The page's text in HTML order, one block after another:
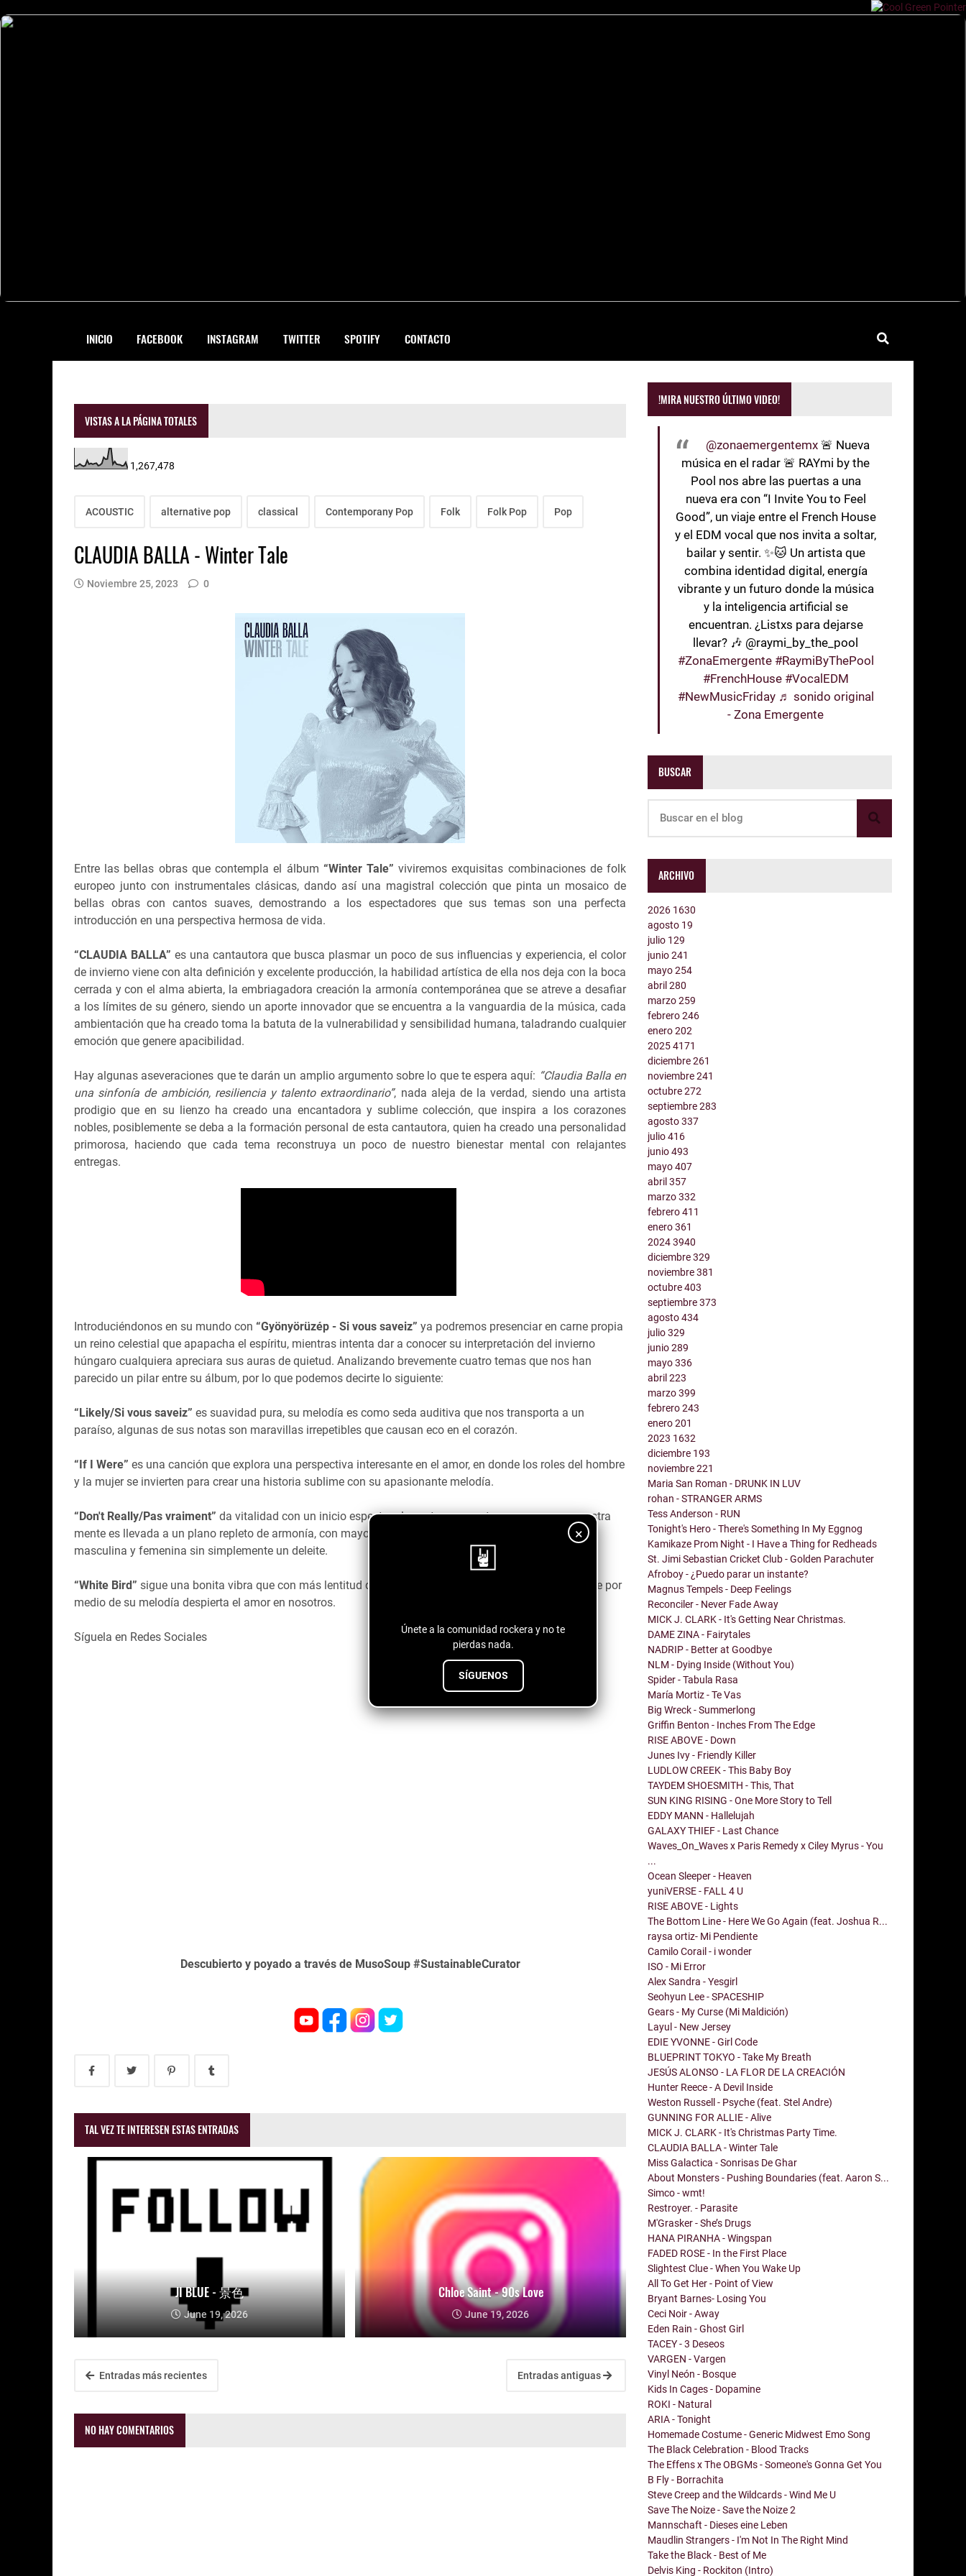
INICIO FACEBOOK INSTAGRAM TWITTER SPOTIFY CONTACTO
×
Únete a la comunidad rockera y no te
pierdas nada.
SÍGUENOS
VISTAS A LA PÁGINA TOTALES
1,267,478
ACOUSTIC alternative pop classical Contemporany Pop Folk Folk Pop Pop
CLAUDIA BALLA - Winter Tale
Noviembre 25, 2023 0
Entre las bellas obras que contempla el álbum “Winter Tale” viviremos exquisitas combinaciones de folk
europeo junto con instrumentales clásicas, dando así una magistral colección que pinta un mosaico de
bellas obras con cantos suaves, demostrando a los espectadores que sus temas son una perfecta
introducción en una perspectiva hermosa de vida.
“CLAUDIA BALLA” es una cantautora que busca plasmar un poco de sus influencias y experiencia, el color
de invierno viene con alta definición y excelente producción, la habilidad artística de ella nos deja con la boca
cerrada y con el alma abierta, la embriagadora creación la armonía contemporánea que se atreve a desafiar
a los límites de su género, siendo un aporte innovador que se encuentra a la vanguardia de la música, cada
ambientación que ha creado toma la batuta de la vulnerabilidad y sensibilidad humana, taladrando cualquier
emoción que genere apacibilidad.
Hay algunas aseveraciones que te darán un amplio argumento sobre lo que te espera aquí: “Claudia Balla en
una sinfonía de ambición, resiliencia y talento extraordinario”, nada aleja de la verdad, siendo una artista
prodigio que en su lienzo ha creado una encantadora y sublime colección, que inspira a los corazones
nobles, posiblemente se deba a la formación personal de esta cantautora, quien ha creado una personalidad
primorosa, haciendo que cada tema reconstruya un poco de nuestro bienestar mental con relajantes
entregas.
Introduciéndonos en su mundo con “Gyönyörüzép - Si vous saveiz” ya podremos presenciar en carne propia
un reino celestial que apapacha el espíritu, mientras intenta dar a conocer su interpretación del invierno
húngaro cualquiera apreciara sus auras de quietud. Analizando brevemente cuatro temas que nos han
parecido un pilar entre su álbum, por lo que podemos decirte lo siguiente:
“Likely/Si vous saveiz” es suavidad pura, su melodía es como seda auditiva que nos transporta a un
paraíso, algunas de sus notas son maravillas irrepetibles que causan eco en el corazón.
“If I Were” es una canción que explora una perspectiva interesante en el amor, en donde los roles del hombre
y la mujer se invierten para crear una historia sublime con su apasionante melodía.
“Don't Really/Pas vraiment” da vitalidad con un inicio espectacular, entre coros y tonos generosos nuestra
mente es llevada a un plano repleto de armonía, con mayor profundidad caemos hasta el fondo, la voz
masculina y femenina sin simplemente un deleite.
“White Bird” sigue una bonita vibra que con más lentitud deja ese sentir de descubrimiento, un tema que por
medio de su melodía despierta el amor en nosotros.
Síguela en Redes Sociales
Descubierto y poyado a través de MusoSoup #SustainableCurator
TAL VEZ TE INTERESEN ESTAS ENTRADAS
JI BLUE - 景色
June 19, 2026
Chloe Saint - 90s Love
June 19, 2026
Entradas más recientes Entradas antiguas
NO HAY COMENTARIOS
!MIRA NUESTRO ÚLTIMO VIDEO!
@zonaemergentemx 🚨 Nueva
música en el radar 🚨 RAYmi by the
Pool nos abre las puertas a una
nueva era con “I Invite You to Feel
Good”, un viaje entre el French House
y el EDM vocal que nos invita a soltar,
bailar y sentir. ✨🐱 Un artista que
combina identidad digital, energía
vibrante y un futuro donde la música
y la inteligencia artificial se
encuentran. ¿Listxs para dejarse
llevar? 🎶 @raymi_by_the_pool
#ZonaEmergente #RaymiByThePool
#FrenchHouse #VocalEDM
#NewMusicFriday ♬ sonido original
- Zona Emergente
BUSCAR
ARCHIVO
2026 1630
agosto 19
julio 129
junio241
mayo254
abril280
marzo259
febrero246
enero202
20254171
diciembre261
noviembre241
octubre272
septiembre283
agosto337
julio416
junio493
mayo407
abril357
marzo332
febrero411
enero361
20243940
diciembre329
noviembre381
octubre403
septiembre373
agosto434
julio329
junio289
mayo336
abril223
marzo399
febrero243
enero201
2023 1632
diciembre 193
noviembre221
Maria San Roman - DRUNK IN LUV
rohan - STRANGER ARMS
Tess Anderson - RUN
Tonight's Hero - There's Something In My Eggnog
Kamikaze Prom Night - I Have a Thing for Redheads
St. Jimi Sebastian Cricket Club - Golden Parachuter
Afroboy - ¿Puedo parar un instante?
Magnus Tempels - Deep Feelings
Reconciler - Never Fade Away
MICK J. CLARK - It's Getting Near Christmas.
DAME ZINA - Fairytales
NADRIP - Better at Goodbye
NLM - Dying Inside (Without You)
Spider - Tabula Rasa
María Mortiz - Te Vas
Big Wreck - Summerlong
Griffin Benton - Inches From The Edge
RISE ABOVE - Down
Junes Ivy - Friendly Killer
LUDLOW CREEK - This Baby Boy
TAYDEM SHOESMITH - This, That
SUN KING RISING - One More Story to Tell
EDDY MANN - Hallelujah
GALAXY THIEF - Last Chance
Waves_On_Waves x Paris Remedy x Ciley Myrus - You
...
Ocean Sleeper - Heaven
yuniVERSE - FALL 4 U
RISE ABOVE - Lights
The Bottom Line - Here We Go Again (feat. Joshua R...
raysa ortiz- Mi Pendiente
Camilo Corail - i wonder
ISO - Mi Error
Alex Sandra - Yesgirl
Seohyun Lee - SPACESHIP
Gears - My Curse (Mi Maldición)
Layul - New Jersey
EDIE YVONNE - Girl Code
BLUEPRINT TOKYO - Take My Breath
JESÚS ALONSO - LA FLOR DE LA CREACIÓN
Hunter Reece - A Devil Inside
Weston Russell - Psyche (feat. Stel Andre)
GUNNING FOR ALLIE - Alive
MICK J. CLARK - It's Christmas Party Time.
CLAUDIA BALLA - Winter Tale
Miss Galactica - Sonrisas De Ghar
About Monsters - Pushing Boundaries (feat. Aaron S...
Simco - wmt!
Restroyer. - Parasite
M'Grasker - She’s Drugs
HANA PIRANHA - Wingspan
FADED ROSE - In the First Place
Slightest Clue - When You Wake Up
All To Get Her - Point of View
Bryant Barnes- Losing You
Ceci Noir - Away
Eden Rain - Ghost Girl
TACEY - 3 Deseos
VARGEN - Vargen
Vinyl Neón - Bosque
Kids In Cages - Dopamine
ROKI - Natural
ARIA - Tonight
Homemade Costume - Generic Midwest Emo Song
The Black Celebration - Blood Tracks
The Effens x The OBGMs - Someone's Gonna Get You
B Fly - Borrachita
Steve Creep and the Wildcards - Wind Me U
Save The Noize - Save the Noize 2
Mannschaft - Dieses eine Leben
Maudlin Strangers - I'm Not In The Right Mind
Take the Black - Best of Me
Delvis King - Rockiton (Intro)